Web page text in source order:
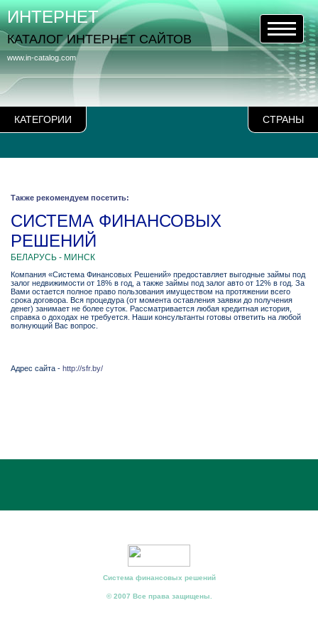
КАТЕГОРИИ СТРАНЫ
www.in-catalog.com
ИНТЕРНЕТ
КАТАЛОГ ИНТЕРНЕТ САЙТОВ
Также рекомендуем посетить:
СИСТЕМА ФИНАНСОВЫХ
РЕШЕНИЙ
БЕЛАРУСЬ - МИНСК
Компания «Система Финансовых Решений» предоставляет выгодные займы под
залог недвижимости от 18% в год, а также займы под залог авто от 12% в год. За
Вами остается полное право пользования имуществом на протяжении всего
срока договора. Вся процедура (от момента оставления заявки до получения
денег) занимает не более суток. Рассматривается любая кредитная история,
справка о доходах не требуется. Наши консультанты готовы ответить на любой
волнующий Вас вопрос.
Адрес сайта - http://sfr.by/
Система финансовых решений
© 2007 Все права защищены.